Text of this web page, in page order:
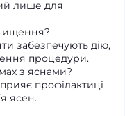
лише для
забезпечують дію,
процедури.
з яснами?
профілактиці
ясен.